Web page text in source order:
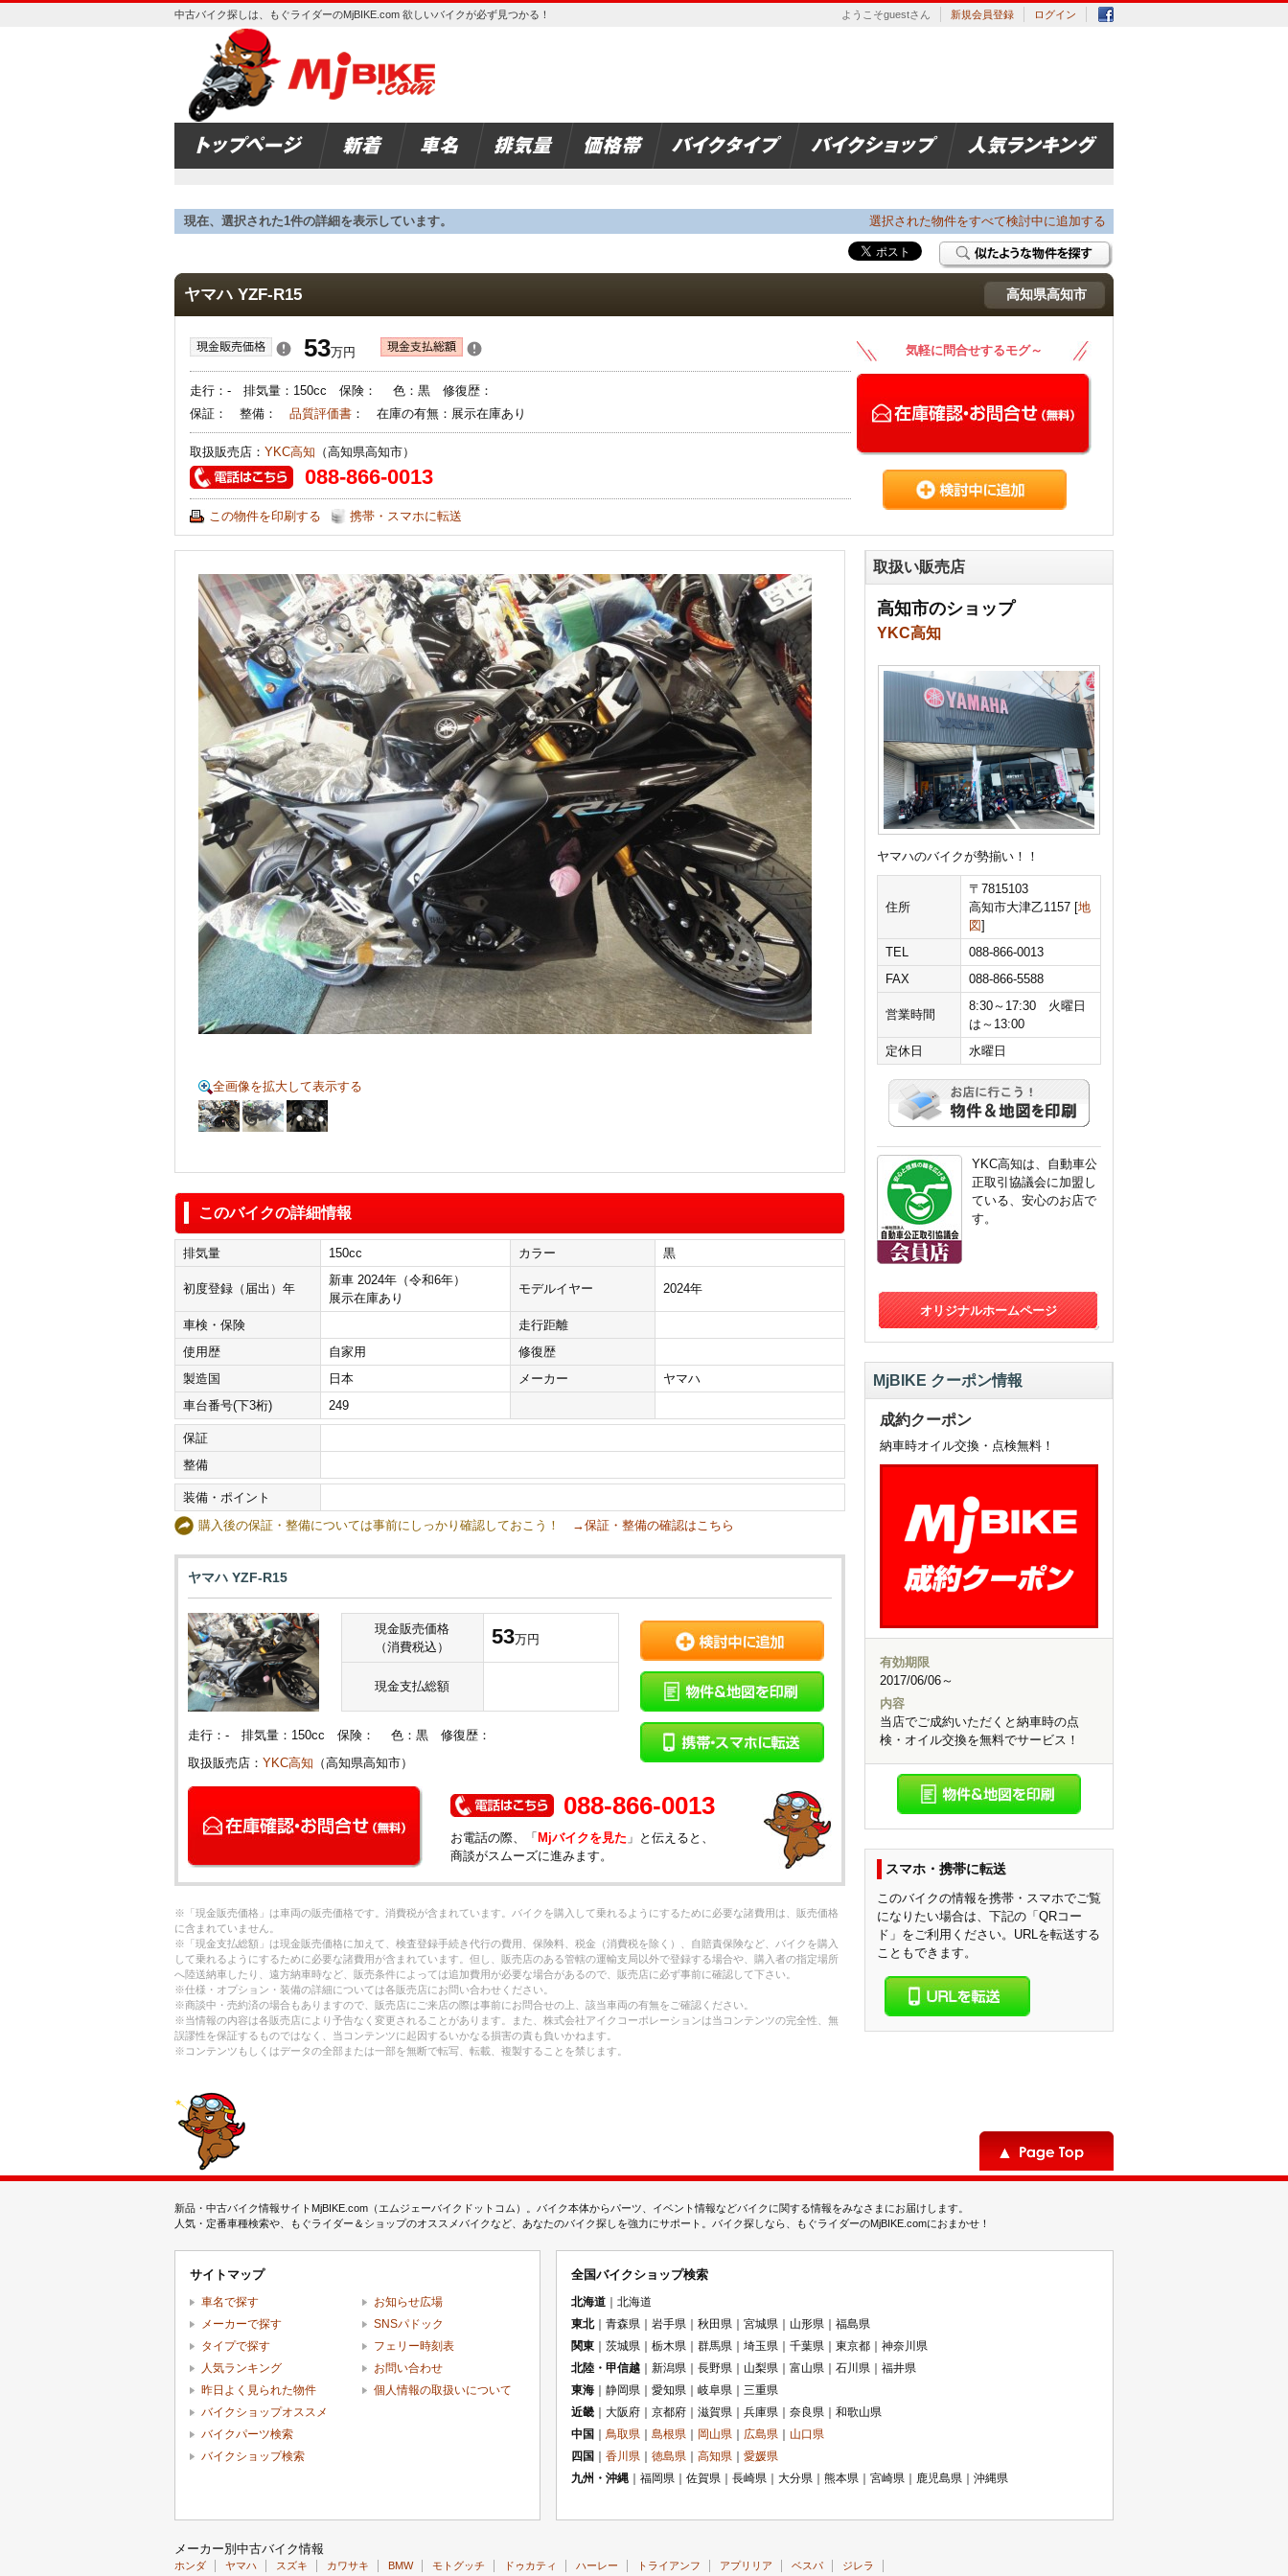
中古バイク探しは、もぐライダーのMjBIKE.com 欲しいバイクが必ず見つかる！ ようこそguestさん 新規会員登録 ログイン
現在、選択された1件の詳細を表示しています。 選択された物件をすべて検討中に追加する
ヤマハ YZF-R15 高知県高知市
53万円 気軽に問合せするモグ～
走行：- 排気量：150cc 保険： 色：黒 修復歴：
保証： 整備： 品質評価書： 在庫の有無：展示在庫あり
取扱販売店： YKC高知 （高知県高知市）
088-866-0013
この物件を印刷する 携帯・スマホに転送
全画像を拡大して表示する
このバイクの詳細情報
排気量 150cc カラー 黒
初度登録（届出）年
新車 2024年（令和6年）
展示在庫あり
モデルイヤー 2024年
車検・保険
走行距離
使用歴
自家用
修復歴
製造国
日本 メーカー
ヤマハ
車台番号(下3桁)
249
保証
整備
装備・ポイント
購入後の保証・整備については事前にしっかり確認しておこう！
→保証・整備の確認はこちら
ヤマハ YZF-R15
現金販売価格
（消費税込）
53万円
現金支払総額
走行：- 排気量：150cc 保険： 色：黒 修復歴：
取扱販売店： YKC高知 （高知県高知市）
088-866-0013
お電話の際、「 Mjバイクを見た 」と伝えると、
商談がスムーズに進みます。
※「現金販売価格」は車両の販売価格です。消費税が含まれています。バイクを購入して乗れるようにするために必要な諸費用は、販売価格
に含まれていません。
※「現金支払総額」は現金販売価格に加えて、検査登録手続き代行の費用、保険料、税金（消費税を除く）、自賠責保険など、バイクを購入
して乗れるようにするために必要な諸費用が含まれています。但し、販売店のある管轄の運輸支局以外で登録する場合や、購入者の指定場所
へ陸送納車したり、遠方納車時など、販売条件によっては追加費用が必要な場合があるので、販売店に必ず事前に確認して下さい。
※仕様・オプション・装備の詳細については各販売店にお問い合わせください。
※商談中・売約済の場合もありますので、販売店にご来店の際は事前にお問合せの上、該当車両の有無をご確認ください。
※当情報の内容は各販売店により予告なく変更されることがあります。また、株式会社アイクコーポレーションは当コンテンツの完全性、無
誤謬性を保証するものではなく、当コンテンツに起因するいかなる損害の責も負いかねます。
※コンテンツもしくはデータの全部または一部を無断で転写、転載、複製することを禁じます。
取扱い販売店
高知市のショップ
YKC高知
ヤマハのバイクが勢揃い！！
住所
〒7815103
高知市大津乙1157 [地
図]
TEL
088-866-0013
FAX
088-866-5588
営業時間
8:30～17:30 火曜日
は～13:00
定休日
水曜日
YKC高知は、自動車公
正取引協議会に加盟し
ている、安心のお店で
す。
オリジナルホームページ
MjBIKE クーポン情報
成約クーポン
納車時オイル交換・点検無料！
有効期限
2017/06/06～
内容
当店でご成約いただくと納車時の点
検・オイル交換を無料でサービス！
スマホ・携帯に転送
このバイクの情報を携帯・スマホでご覧
になりたい場合は、下記の「QRコー
ド」をご利用ください。URLを転送する
こともできます。
新品・中古バイク情報サイトMjBIKE.com（エムジェーバイクドットコム）。バイク本体からパーツ、イベント情報などバイクに関する情報をみなさまにお届けします。
人気・定番車種検索や、もぐライダー＆ショップのオススメバイクなど、あなたのバイク探しを強力にサポート。バイク探しなら、もぐライダーのMjBIKE.comにおまかせ！
サイトマップ
車名で探す
メーカーで探す
タイプで探す
人気ランキング
昨日よく見られた物件
バイクショップオススメ
バイクパーツ検索
バイクショップ検索
お知らせ広場
SNSパドック
フェリー時刻表
お問い合わせ
個人情報の取扱いについて
全国バイクショップ検索
北海道 ｜北海道
東北｜青森県｜岩手県｜秋田県｜宮城県｜山形県｜福島県
関東 ｜茨城県｜栃木県｜群馬県｜埼玉県｜千葉県｜東京都｜神奈川県
北陸・甲信越 ｜新潟県｜長野県｜山梨県｜富山県｜石川県｜福井県
東海 ｜静岡県｜愛知県｜岐阜県｜三重県
近畿 ｜大阪府｜京都府｜滋賀県｜兵庫県｜奈良県｜和歌山県
中国
鳥取県 島根県 岡山県 広島県
山口県
四国
香川県 徳島県 高知県
愛媛県
九州・沖縄 ｜福岡県｜佐賀県｜長崎県｜大分県｜熊本県｜宮崎県｜鹿児島県｜沖縄県
メーカー別中古バイク情報
ホンダ ヤマハ スズキ カワサキ BMW モトグッチ ドゥカティ ハーレー トライアンフ アプリリア ベスパ ジレラ